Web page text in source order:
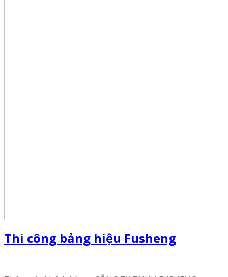
Thi công bảng hiệu Fusheng